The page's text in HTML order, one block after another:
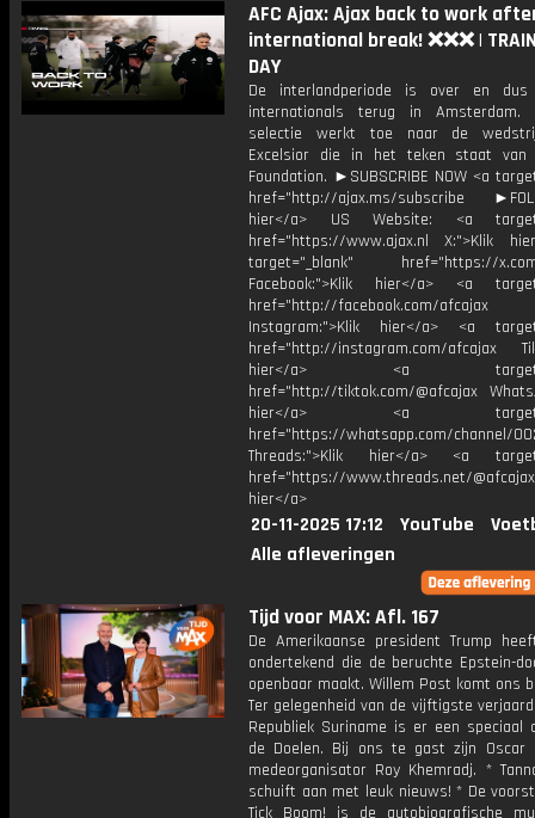
AFC Ajax: Ajax back to work
international break! ❌❌❌ |
DAY
De interlandperiode is over en
internationals terug in Amsterdam.
selectie werkt toe naar de
Excelsior die in het teken staat van
Foundation. ►SUBSCRIBE NOW <a
href="http://ajax.ms/subscribe
hier</a> US Website: <a
href="https://www.ajax.nl X:">Klik
target="_blank" href="https://x.com/
Facebook:">Klik hier</a> <a
href="http://facebook.com/afcajax
Instagram:">Klik hier</a> <a
href="http://instagram.com/afcajax
hier</a> <a
href="http://tiktok.com/@afcajax
hier</a> <a
href="https://whatsapp.com/channel/
Threads:">Klik hier</a> <a
href="https://www.threads.net/
hier</a>
20-11-2025 17:12 YouTube
Alle afleveringen
Tijd voor MAX: Afl. 167
De Amerikaanse president Trump
ondertekend die de beruchte Epstein-
openbaar maakt. Willem Post komt ons
Ter gelegenheid van de vijftigste
Republiek Suriname is er een speciaal
de Doelen. Bij ons te gast zijn Oscar
medeorganisator Roy Khemradj. *
schuift aan met leuk nieuws! * De
Tick Boom! is de autobiografische